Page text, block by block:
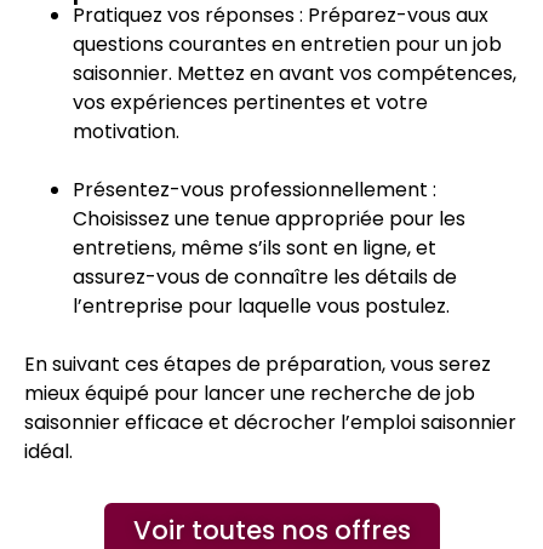
Pratiquez vos réponses : Préparez-vous aux
questions courantes en entretien pour un job
saisonnier. Mettez en avant vos compétences,
vos expériences pertinentes et votre
motivation.
Présentez-vous professionnellement :
Choisissez une tenue appropriée pour les
entretiens, même s’ils sont en ligne, et
assurez-vous de connaître les détails de
l’entreprise pour laquelle vous postulez.
En suivant ces étapes de préparation, vous serez
mieux équipé pour lancer une recherche de job
saisonnier efficace et décrocher l’emploi saisonnier
idéal.
Voir toutes nos offres